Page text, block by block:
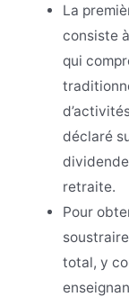
La
consiste
qui
déclaré
retraite.
Pour
total, y